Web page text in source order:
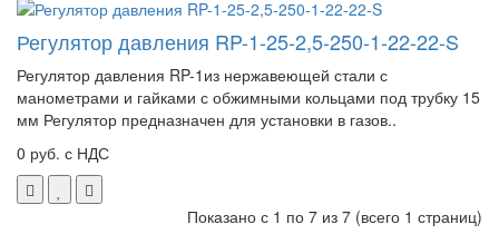
Регулятор давления RP-1-25-2,5-250-1-22-22-S
Регулятор давления RP-1из нержавеющей стали с
манометрами и гайками с обжимными кольцами под трубку 15
мм Регулятор предназначен для установки в газов..
0 руб. с НДС
Показано с 1 по 7 из 7 (всего 1 страниц)